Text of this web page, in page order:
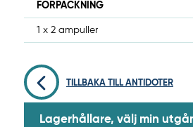
FÖRPACKNING
1 x 2 ampuller
TILLBAKA TILL ANTIDOTER
Lagerhållare, välj min